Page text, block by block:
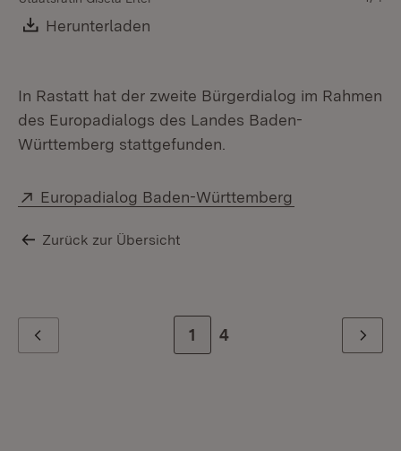
Download:
Herunterladen
In Rastatt hat der zweite Bürgerdialog im Rahmen
des Europadialogs des Landes Baden-
Württemberg stattgefunden.
Extern:
Europadialog Baden-Württemberg
Zurück zur Übersicht
Zur Seite
1 Zur letzten Seite
4 Weiter